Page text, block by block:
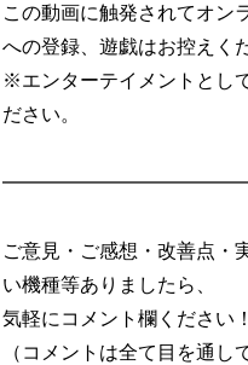
この動画に触発されてオン
への登録、遊戯はお控えく
※エンターテイメントとし
ださい。
ご意見・ご感想・改善点・
い機種等ありましたら、
気軽にコメント欄ください！
（コメントは全て目を通し